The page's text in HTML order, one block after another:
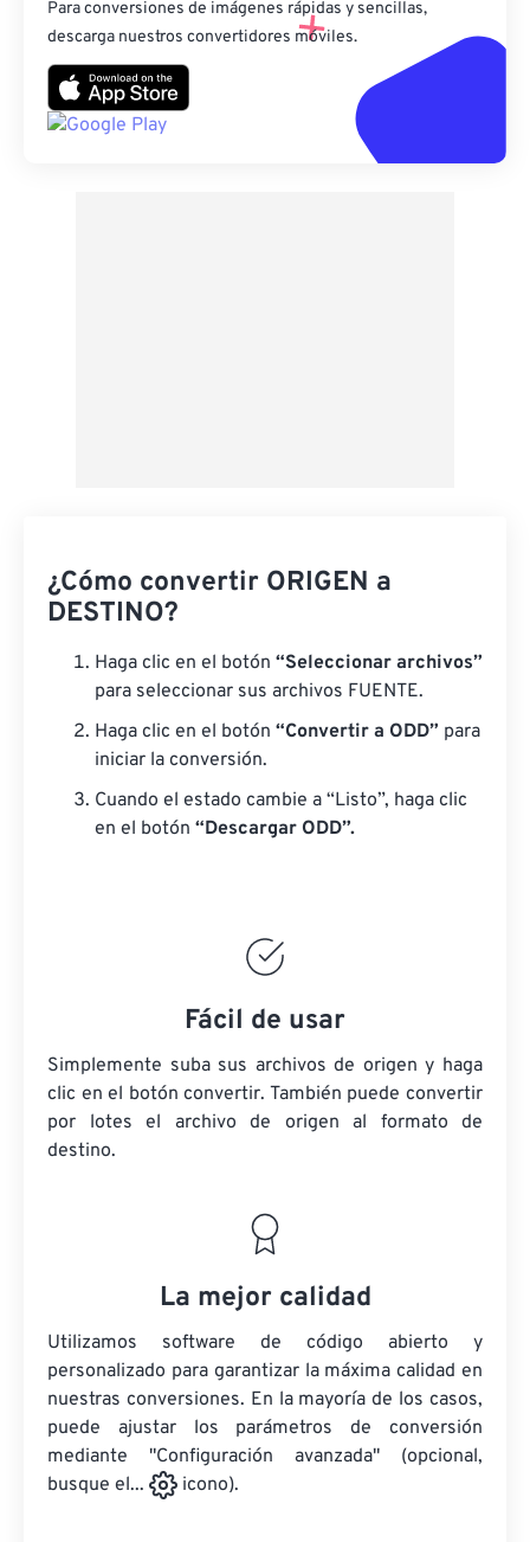
Para conversiones de imágenes rápidas y sencillas,
descarga nuestros convertidores móviles.
¿Cómo convertir ORIGEN a
DESTINO?
Haga clic en el botón “Seleccionar archivos”
para seleccionar sus archivos FUENTE.
Haga clic en el botón “Convertir a ODD” para
iniciar la conversión.
Cuando el estado cambie a “Listo”, haga clic
en el botón “Descargar ODD”.
Fácil de usar
Simplemente suba sus archivos de origen y haga
clic en el botón convertir. También puede convertir
por lotes el archivo de origen al formato de
destino.
La mejor calidad
Utilizamos software de código abierto y
personalizado para garantizar la máxima calidad en
nuestras conversiones. En la mayoría de los casos,
puede ajustar los parámetros de conversión
mediante "Configuración avanzada" (opcional,
busque el...
icono).